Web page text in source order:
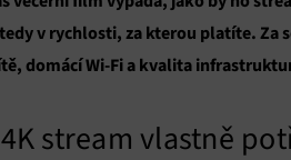
v rychlosti, za kterou platíte. Za
domácí Wi-Fi a kvalita
stream vlastně